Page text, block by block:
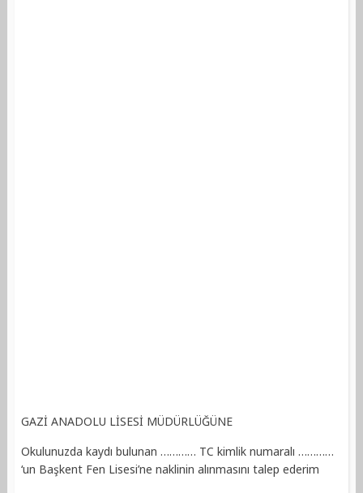
GAZİ ANADOLU LİSESİ MÜDÜRLÜĞÜNE
Okulunuzda kaydı bulunan ………… TC kimlik numaralı …………
‘un Başkent Fen Lisesi’ne naklinin alınmasını talep ederim